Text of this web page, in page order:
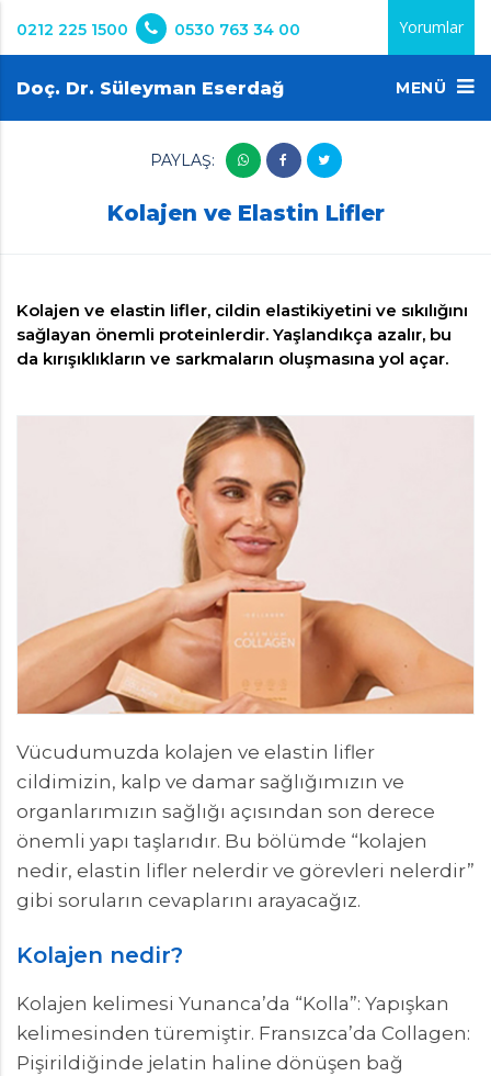
0212 225 1500 0530 763 34 00 Yorumlar
Doç. Dr. Süleyman Eserdağ MENÜ
PAYLAŞ:
Kolajen ve Elastin Lifler
Kolajen ve elastin lifler, cildin elastikiyetini ve sıkılığını
sağlayan önemli proteinlerdir. Yaşlandıkça azalır, bu
da kırışıklıkların ve sarkmaların oluşmasına yol açar.
Vücudumuzda kolajen ve elastin lifler
cildimizin, kalp ve damar sağlığımızın ve
organlarımızın sağlığı açısından son derece
önemli yapı taşlarıdır. Bu bölümde “kolajen
nedir, elastin lifler nelerdir ve görevleri nelerdir”
gibi soruların cevaplarını arayacağız.
Kolajen nedir?
Kolajen kelimesi Yunanca’da “Kolla”: Yapışkan
kelimesinden türemiştir. Fransızca’da Collagen:
Pişirildiğinde jelatin haline dönüşen bağ